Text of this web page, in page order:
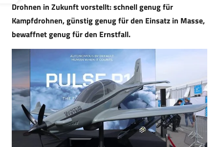
Drohnen in Zukunft vorstellt:schnell genug für
Kampfdrohnen,günstiggenug für den Einsatz in Masse,
bewaffnet genug für den Ernstfall.